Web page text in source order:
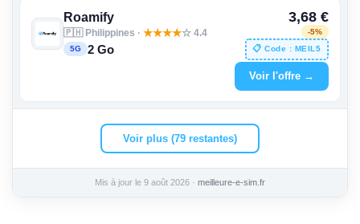
Roamify
🇵🇭 Philippines · ★★★★☆ 4.4
5G 2 Go
3,68 €
-5%
📋 Code : MEIL5
Voir l'offre →
Voir plus (79 restantes)
Mis à jour le 9 août 2026 · meilleure-e-sim.fr